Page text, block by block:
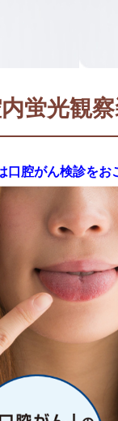
蛍光観
口腔がん検診をお